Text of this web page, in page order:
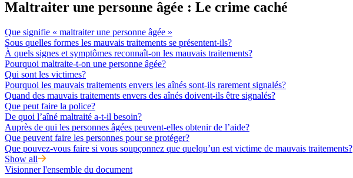
Maltraiter une personne âgée : Le crime caché
Que signifie « maltraiter une personne âgée »
Sous quelles formes les mauvais traitements se présentent-ils?
À quels signes et symptômes reconnaît-on les mauvais traitements?
Pourquoi maltraite-t-on une personne âgée?
Qui sont les victimes?
Pourquoi les mauvais traitements envers les aînés sont-ils rarement signalés?
Quand des mauvais traitements envers des aînés doivent-ils être signalés?
Que peut faire la police?
De quoi l’aîné maltraité a-t-il besoin?
Auprès de qui les personnes âgées peuvent-elles obtenir de l’aide?
Que peuvent faire les personnes pour se protéger?
Que pouvez-vous faire si vous soupçonnez que quelqu’un est victime de mauvais traitements?
Show all
Visionner l'ensemble du document